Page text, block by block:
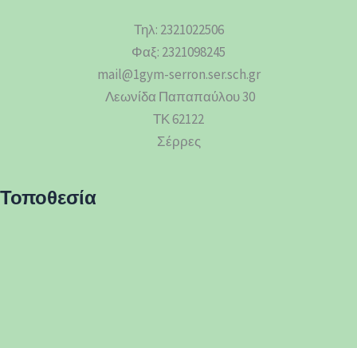
Τηλ: 2321022506
Φαξ: 2321098245
mail@1gym-serron.ser.sch.gr
Λεωνίδα Παπαπαύλου 30
ΤΚ 62122
Σέρρες
Τοποθεσία